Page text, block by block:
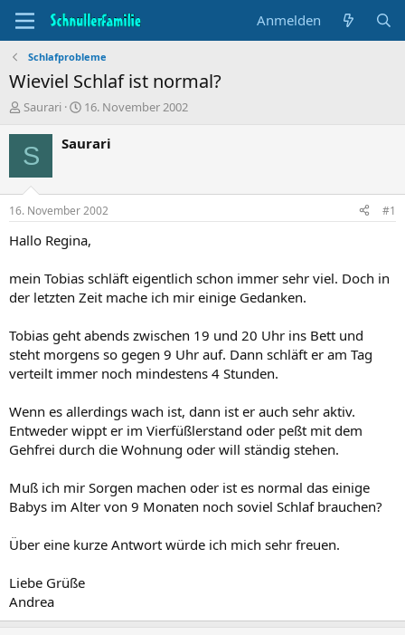
Anmelden
Schlafprobleme
Wieviel Schlaf ist normal?
T
e
m
n
t
a
e
r
Saurari
B
g
d
a
t
u
16. November 2002
S Saurari
16. November 2002 #1
Hallo Regina,
mein Tobias schläft eigentlich schon immer sehr viel. Doch in
der letzten Zeit mache ich mir einige Gedanken.
Tobias geht abends zwischen 19 und 20 Uhr ins Bett und
steht morgens so gegen 9 Uhr auf. Dann schläft er am Tag
verteilt immer noch mindestens 4 Stunden.
Wenn es allerdings wach ist, dann ist er auch sehr aktiv.
Entweder wippt er im Vierfüßlerstand oder peßt mit dem
Gehfrei durch die Wohnung oder will ständig stehen.
Muß ich mir Sorgen machen oder ist es normal das einige
Babys im Alter von 9 Monaten noch soviel Schlaf brauchen?
Über eine kurze Antwort würde ich mich sehr freuen.
Liebe Grüße
Andrea